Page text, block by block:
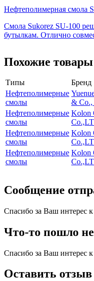
Нефтеполимерная смола
Смола Sukorez SU-100
бутылкам. Отлично
Похожие товары
Типы Бренд
Нефтеполимерные
смолы
& Co.,
Нефтеполимерные
смолы
Kolon
Нефтеполимерные
смолы
Kolon
Нефтеполимерные
смолы
Kolon
Сообщение
Спасибо за Ваш интерес
Что-то пошло
Спасибо за Ваш интерес
Оставить отзыв